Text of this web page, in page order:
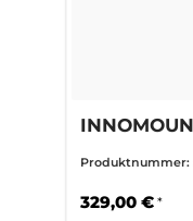
30mm BH
Produktnummer:
329,00 € *